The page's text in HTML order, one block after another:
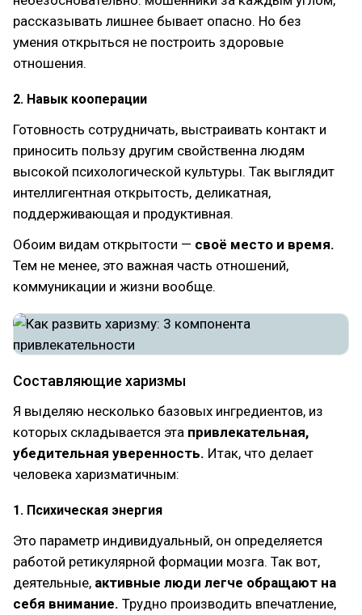
рассказывать лишнее бывает опасно. Но без
умения открыться не построить здоровые
отношения.
2. Навык кооперации
Готовность сотрудничать, выстраивать контакт и
приносить пользу другим свойственна людям
высокой психологической культуры. Так выглядит
интеллигентная открытость, деликатная,
поддерживающая и продуктивная.
Обоим видам открытости — своё место и время.
Тем не менее, это важная часть отношений,
коммуникации и жизни вообще.
Составляющие харизмы
Я выделяю несколько базовых ингредиентов, из
которых складывается эта привлекательная,
убедительная уверенность. Итак, что делает
человека харизматичным:
1. Психическая энергия
Это параметр индивидуальный, он определяется
работой ретикулярной формации мозга. Так вот,
деятельные, активные люди легче обращают на
себя внимание. Трудно производить впечатление,